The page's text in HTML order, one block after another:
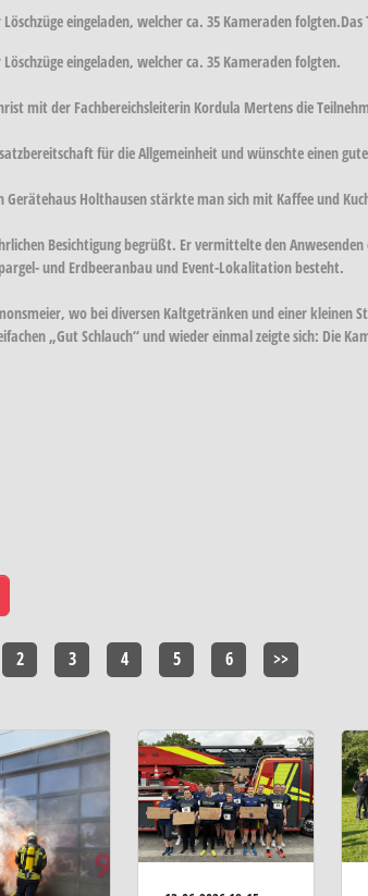
eingeladen, welcher ca. 35 Kameraden folgten.Das
eingeladen, welcher ca. 35 Kameraden folgten.
mit der Fachbereichsleiterin Kordula Mertens die
für die Allgemeinheit und wünschte einen
Holthausen stärkte man sich mit Kaffee und
Besichtigung begrüßt. Er vermittelte den
und Erdbeeranbau und Event-Lokalitation besteht.
wo bei diversen Kaltgetränken und einer kleinen
„Gut Schlauch“ und wieder einmal zeigte sich: Die
2 3 4 5 6 >>